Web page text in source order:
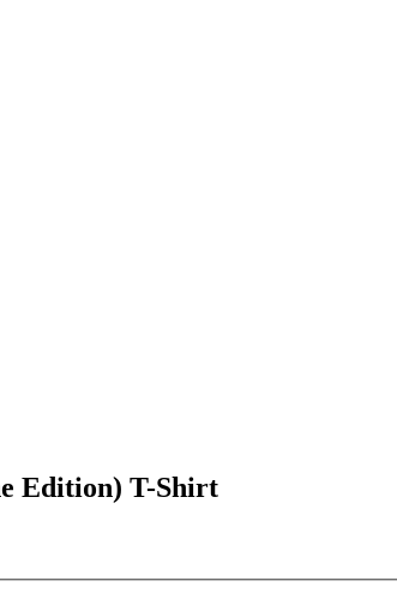
Edition) T-Shirt